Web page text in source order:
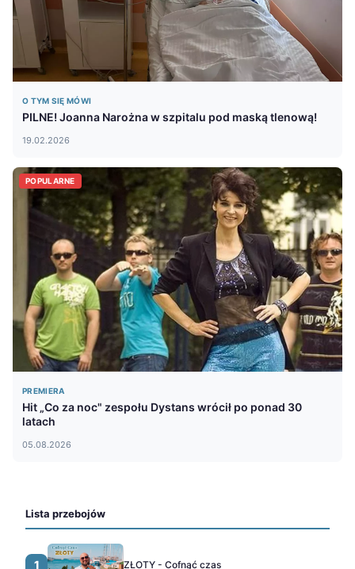
O TYM SIĘ MÓWI
PILNE! Joanna Narożna w szpitalu pod maską tlenową!
19.02.2026
POPULARNE
PREMIERA
Hit „Co za noc" zespołu Dystans wrócił po ponad 30
latach
05.08.2026
Lista przebojów
1 ZŁOTY - Cofnąć czas